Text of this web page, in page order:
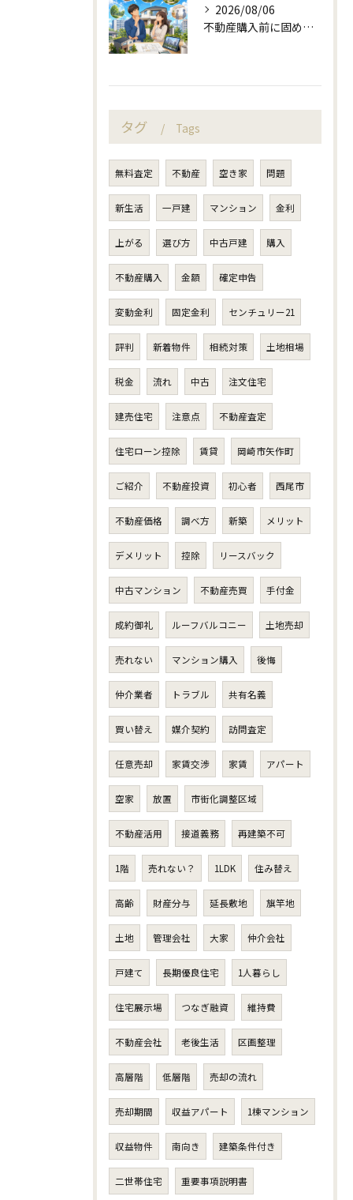
2026/08/06
不動産購入前に固める資金計画と住み替え判断
タグ Tags
無料査定 不動産 空き家 問題
新生活 一戸建 マンション 金利
上がる 選び方 中古戸建 購入
不動産購入 金額 確定申告
変動金利 固定金利 センチュリー21
評判 新着物件 相続対策 土地相場
税金 流れ 中古 注文住宅
建売住宅 注意点 不動産査定
住宅ローン控除 賃貸 岡崎市矢作町
ご紹介 不動産投資 初心者 西尾市
不動産価格 調べ方 新築 メリット
デメリット 控除 リースバック
中古マンション 不動産売買 手付金
成約御礼 ルーフバルコニー 土地売却
売れない マンション購入 後悔
仲介業者 トラブル 共有名義
買い替え 媒介契約 訪問査定
任意売却 家賃交渉 家賃 アパート
空家 放置 市街化調整区域
不動産活用 接道義務 再建築不可
1階 売れない？ 1LDK 住み替え
高齢 財産分与 延長敷地 旗竿地
土地 管理会社 大家 仲介会社
戸建て 長期優良住宅 1人暮らし
住宅展示場 つなぎ融資 維持費
不動産会社 老後生活 区画整理
高層階 低層階 売却の流れ
売却期間 収益アパート 1棟マンション
収益物件 南向き 建築条件付き
二世帯住宅 重要事項説明書